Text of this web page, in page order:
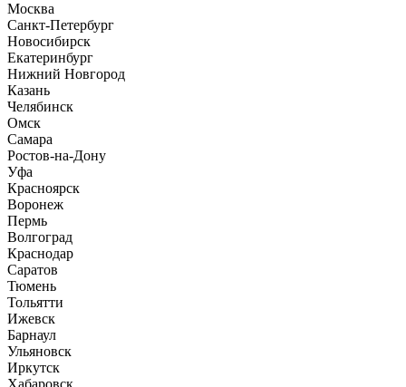
Москва
Санкт-Петербург
Новосибирск
Екатеринбург
Нижний Новгород
Казань
Челябинск
Омск
Самара
Ростов-на-Дону
Уфа
Красноярск
Воронеж
Пермь
Волгоград
Краснодар
Саратов
Тюмень
Тольятти
Ижевск
Барнаул
Ульяновск
Иркутск